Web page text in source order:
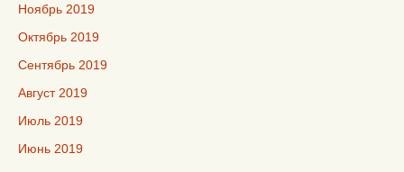
Ноябрь 2019
Октябрь 2019
Сентябрь 2019
Август 2019
Июль 2019
Июнь 2019